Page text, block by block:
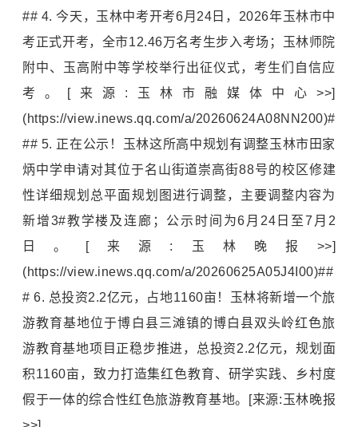
## 4. 今天，玉林中考开考6月24日，2026年玉林市中
考正式开考，全市12.46万名考生步入考场；玉林师院
附中、玉高附中等学校举行出征仪式，考生们自信应
考。[来源:玉林市融媒体中心>>]
(https://view.inews.qq.com/a/20260624A08NN200)#
## 5. 正在公示！玉林这所高中规划有调整玉林市田家
炳中学申请对其位于名山街道崇高街88号的校区修建
性详细规划总平面规划图进行调整，主要调整内容为
新增3#教学楼及连廊；公示时间为6月24日至7月2
日。[来源:玉林晚报>>]
(https://view.inews.qq.com/a/20260625A05J4I00)##
# 6. 总投资2.2亿元，占地1160亩！玉林将新增一个旅
游教育基地位于博白县三滩镇的博白县双头岭红色旅
游教育基地项目正稳步推进，总投资2.2亿元，规划面
积1160亩，致力打造集红色教育、研学实践、乡村度
假于一体的综合性红色旅游教育基地。[来源:玉林晚报